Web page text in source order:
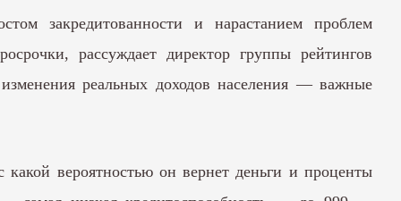
закредитованности и нарастанием проблем
рассуждает директор группы рейтингов
реальных доходов населения — важные
вероятностью он вернет деньги и проценты